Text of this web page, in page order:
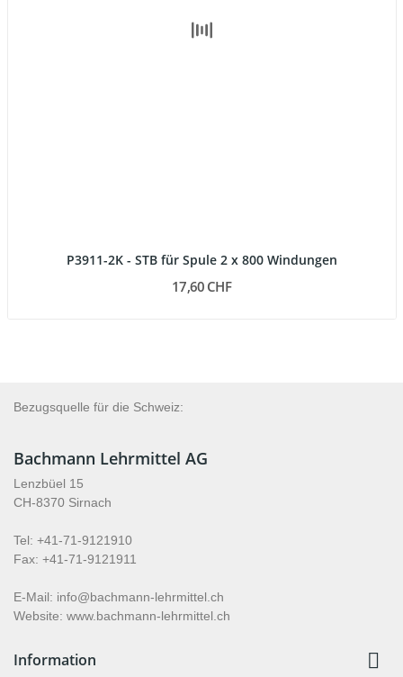
P3911-2K - STB für Spule 2 x 800 Windungen
17,60 CHF
Bezugsquelle für die Schweiz:
Bachmann Lehrmittel AG
Lenzbüel 15
CH-8370 Sirnach
Tel: +41-71-9121910
Fax: +41-71-9121911
E-Mail: info@bachmann-lehrmittel.ch
Website: www.bachmann-lehrmittel.ch
Information 